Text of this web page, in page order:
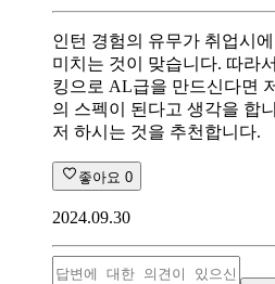
인턴 경험의 유무가 취업시
미치는 것이 맞습니다. 따라
킹으로 AL급을 만드신다면
의 스펙이 된다고 생각을 합
저 하시는 것을 추천합니다.
좋아요 0
2024.09.30